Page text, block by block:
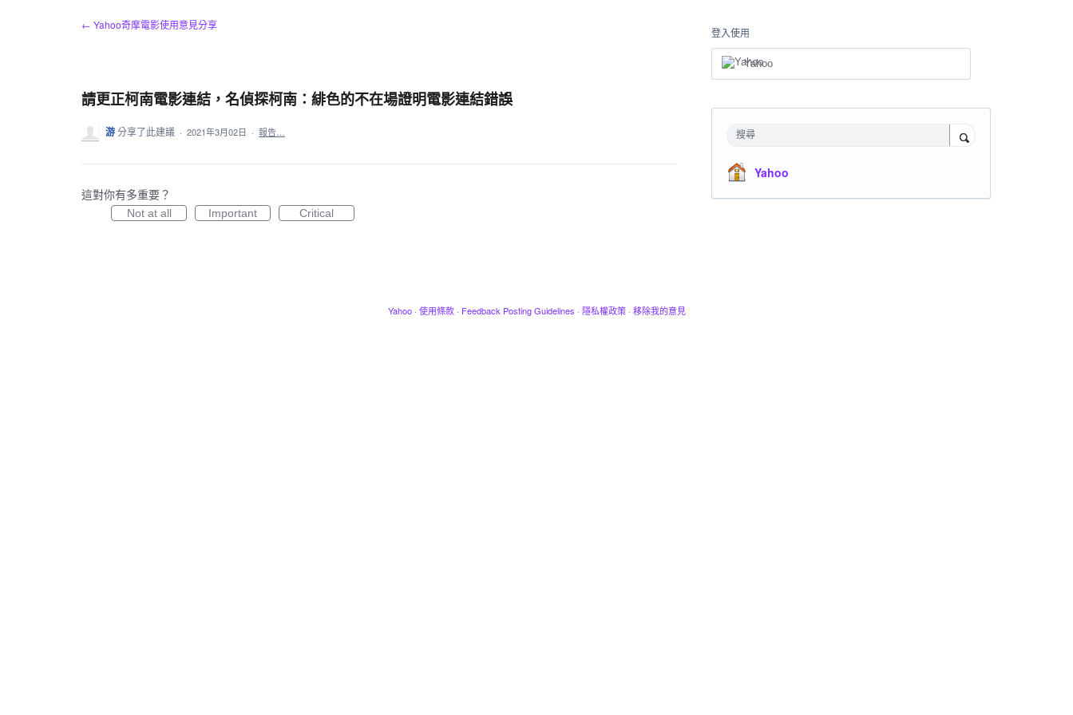
← Yahoo奇摩電影使用意見分享
請更正柯南電影連結，名偵探柯南：緋色的不在場證明電影連結錯誤
游分享了此建議 · 2021年3月02日 · 報告…
這對你有多重要？
Not at all Important Critical
登入使用
Yahoo
搜尋
Yahoo
Yahoo · 使用條款 · Feedback Posting Guidelines · 隱私權政策 · 移除我的意見